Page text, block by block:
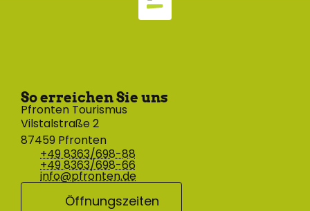
So erreichen Sie uns
Pfronten Tourismus
Vilstalstraße 2
87459 Pfronten
+49 8363/698-88
+49 8363/698-66
info@pfronten.de
Öffnungszeiten